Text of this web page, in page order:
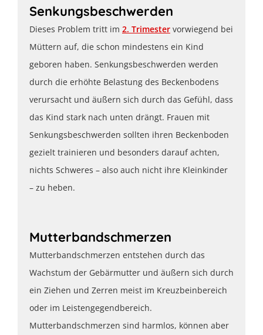
Senkungsbeschwerden
Dieses Problem tritt im 2. Trimester vorwiegend bei
Müttern auf, die schon mindestens ein Kind
geboren haben. Senkungsbeschwerden werden
durch die erhöhte Belastung des Beckenbodens
verursacht und äußern sich durch das Gefühl, dass
das Kind stark nach unten drängt. Frauen mit
Senkungsbeschwerden sollten ihren Beckenboden
gezielt trainieren und besonders darauf achten,
nichts Schweres – also auch nicht ihre Kleinkinder
– zu heben.
Mutterbandschmerzen
Mutterbandschmerzen entstehen durch das
Wachstum der Gebärmutter und äußern sich durch
ein Ziehen und Zerren meist im Kreuzbeinbereich
oder im Leistengegendbereich.
Mutterbandschmerzen sind harmlos, können aber